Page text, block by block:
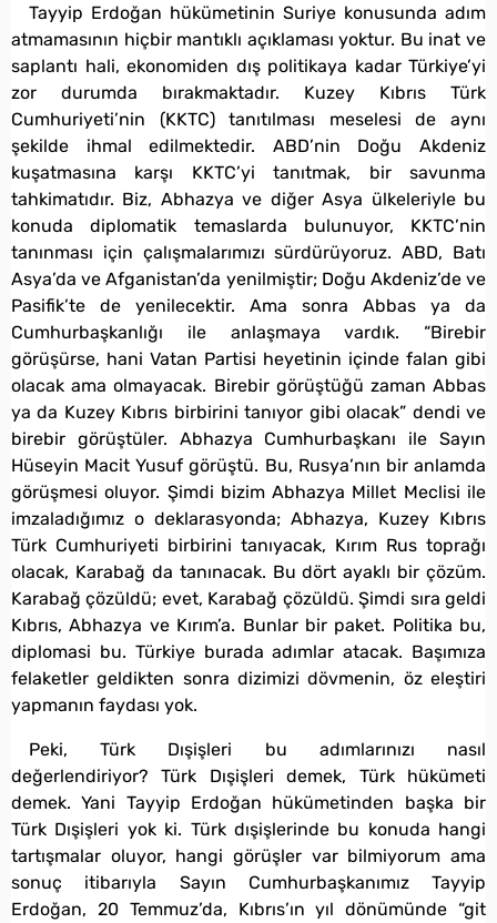
Tayyip Erdoğan hükümetinin Suriye konusunda adım
atmamasının hiçbir mantıklı açıklaması yoktur. Bu inat ve
saplantı hali, ekonomiden dış politikaya kadar Türkiye’yi
zor durumda bırakmaktadır. Kuzey Kıbrıs Türk
Cumhuriyeti’nin (KKTC) tanıtılması meselesi de aynı
şekilde ihmal edilmektedir. ABD’nin Doğu Akdeniz
kuşatmasına karşı KKTC’yi tanıtmak, bir savunma
tahkimatıdır. Biz, Abhazya ve diğer Asya ülkeleriyle bu
konuda diplomatik temaslarda bulunuyor, KKTC’nin
tanınması için çalışmalarımızı sürdürüyoruz. ABD, Batı
Asya’da ve Afganistan’da yenilmiştir; Doğu Akdeniz’de ve
Pasifik’te de yenilecektir. Ama sonra Abbas ya da
Cumhurbaşkanlığı ile anlaşmaya vardık. “Birebir
görüşürse, hani Vatan Partisi heyetinin içinde falan gibi
olacak ama olmayacak. Birebir görüştüğü zaman Abbas
ya da Kuzey Kıbrıs birbirini tanıyor gibi olacak” dendi ve
birebir görüştüler. Abhazya Cumhurbaşkanı ile Sayın
Hüseyin Macit Yusuf görüştü. Bu, Rusya’nın bir anlamda
görüşmesi oluyor. Şimdi bizim Abhazya Millet Meclisi ile
imzaladığımız o deklarasyonda; Abhazya, Kuzey Kıbrıs
Türk Cumhuriyeti birbirini tanıyacak, Kırım Rus toprağı
olacak, Karabağ da tanınacak. Bu dört ayaklı bir çözüm.
Karabağ çözüldü; evet, Karabağ çözüldü. Şimdi sıra geldi
Kıbrıs, Abhazya ve Kırım’a. Bunlar bir paket. Politika bu,
diplomasi bu. Türkiye burada adımlar atacak. Başımıza
felaketler geldikten sonra dizimizi dövmenin, öz eleştiri
yapmanın faydası yok.
Peki, Türk Dışişleri bu adımlarınızı nasıl
değerlendiriyor? Türk Dışişleri demek, Türk hükümeti
demek. Yani Tayyip Erdoğan hükümetinden başka bir
Türk Dışişleri yok ki. Türk dışişlerinde bu konuda hangi
tartışmalar oluyor, hangi görüşler var bilmiyorum ama
sonuç itibarıyla Sayın Cumhurbaşkanımız Tayyip
Erdoğan, 20 Temmuz’da, Kıbrıs’ın yıl dönümünde “git